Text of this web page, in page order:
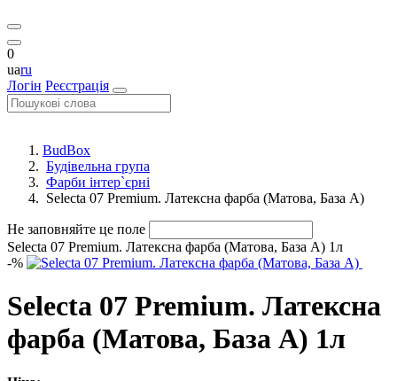
0
uaru
Логін Реєстрація
BudBox
Будівельна група
Фарби інтер`єрні
Selecta 07 Premium. Латексна фарба (Матова, База А)
Не заповняйте це поле
Selecta 07 Premium. Латексна фарба (Матова, База А) 1л
-%
Selecta 07 Premium. Латексна
фарба (Матова, База А) 1л